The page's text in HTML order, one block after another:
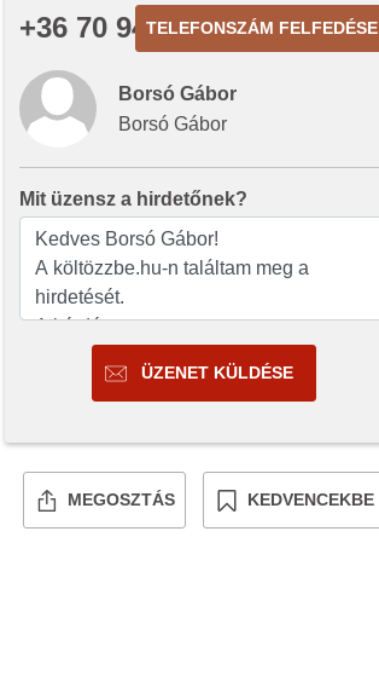
+36 70 942TELEFONSZÁM FELFEDÉSE
Borsó Gábor
Borsó Gábor
Mit üzensz a hirdetőnek?
ÜZENET KÜLDÉSE
MEGOSZTÁS KEDVENCEKBE